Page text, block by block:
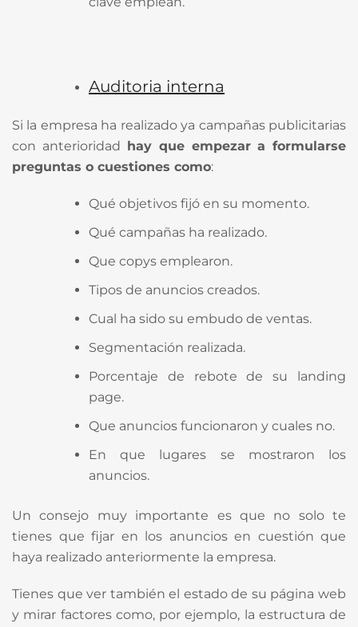
Auditoria interna
Si la empresa ha realizado ya campañas publicitarias
con anterioridad hay que empezar a formularse
preguntas o cuestiones como:
Qué objetivos fijó en su momento.
Qué campañas ha realizado.
Que copys emplearon.
Tipos de anuncios creados.
Cual ha sido su embudo de ventas.
Segmentación realizada.
Porcentaje de rebote de su landing
page.
Que anuncios funcionaron y cuales no.
En que lugares se mostraron los
anuncios.
Un consejo muy importante es que no solo te
tienes que fijar en los anuncios en cuestión que
haya realizado anteriormente la empresa.
Tienes que ver también el estado de su página web
y mirar factores como, por ejemplo, la estructura de